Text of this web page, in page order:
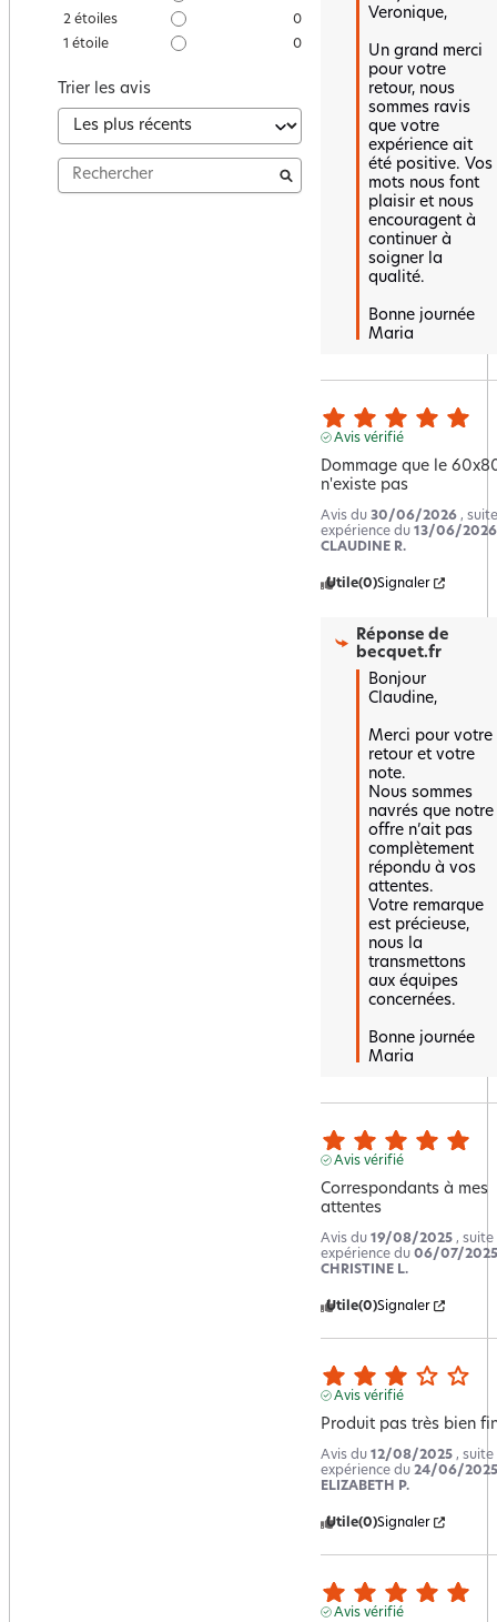
2 étoiles
0
1 étoile 0
Trier les avis
Veronique,
Un grand merci
pour votre
retour, nous
sommes ravis
que votre
expérience ait
été positive. Vos
mots nous font
plaisir et nous
encouragent à
continuer à
soigner la
qualité.
Bonne journée
Maria
Avis vérifié
Dommage que le
n'existe pas
Avis du 30/06/2026 ,
expérience du 13/06/2026
CLAUDINE R.
Utile(0)Signaler
Réponse de
becquet.fr
Bonjour
Claudine,
Merci pour votre
retour et votre
note.
Nous sommes
navrés que notre
offre n’ait pas
complètement
répondu à vos
attentes.
Votre remarque
est précieuse,
nous la
transmettons
aux équipes
concernées.
Bonne journée
Maria
Avis vérifié
Correspondants à mes
attentes
Avis du 19/08/2025 , suite
expérience du 06/07/2025
CHRISTINE L.
Utile(0)Signaler
Avis vérifié
Produit pas très bien
Avis du 12/08/2025 , suite
expérience du 24/06/2025
ELIZABETH P.
Utile(0)Signaler
Avis vérifié